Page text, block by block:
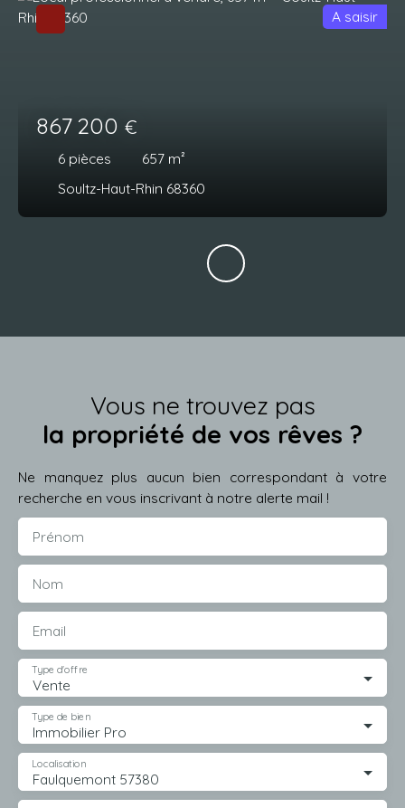
867 200 €
6 pièces 657 m²
Soultz-Haut-Rhin 68360
A saisir
Vous ne trouvez pas
la propriété de vos rêves ?
Ne manquez plus aucun bien correspondant à votre
recherche en vous inscrivant à notre alerte mail !
Prénom
Nom
Email
Vente
Type d'offre
Immobilier Pro
Type de bien
Faulquemont 57380
Localisation